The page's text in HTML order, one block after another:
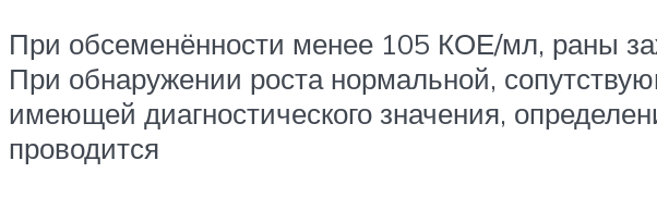
При обсеменённости менее 105 КОЕ/мл, раны
При обнаружении роста нормальной,
имеющей диагностического значения,
проводится